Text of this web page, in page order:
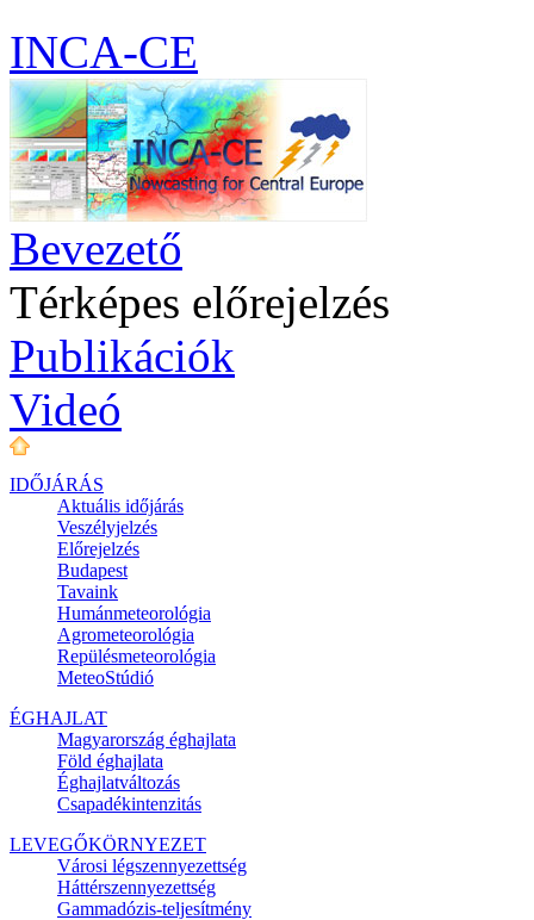
INCA-CE
Bevezető
Térképes előrejelzés
Publikációk
Videó
IDŐJÁRÁS
Aktuális időjárás
Veszélyjelzés
Előrejelzés
Budapest
Tavaink
Humánmeteorológia
Agrometeorológia
Repülésmeteorológia
MeteoStúdió
ÉGHAJLAT
Magyarország éghajlata
Föld éghajlata
Éghajlatváltozás
Csapadékintenzitás
LEVEGŐKÖRNYEZET
Városi légszennyezettség
Háttérszennyezettség
Gammadózis-teljesítmény